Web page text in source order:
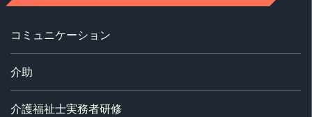
コミュニケーション
介助
介護福祉士実務者研修